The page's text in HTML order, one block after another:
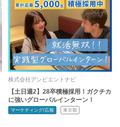
株式会社アンビエントナビ
【土日週2】28卒積極採用！ガクチカ
に強いグローバルインターン！
マーケティング/広報 東京都